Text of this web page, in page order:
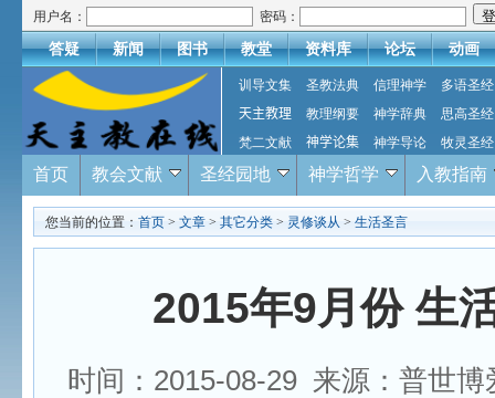
用户名： 密码：
答疑 新闻 图书 教堂 资料库 论坛 动画
训导文集 圣教法典 信理神学
多语圣经
天主教理
教理纲要 神学辞典
思高圣经
梵二文献
神学论集 神学导论 牧灵圣经
首页 教会文献 圣经园地 神学哲学 入教指南
您当前的位置： 首页 > 文章 > 其它分类 > 灵修谈从 > 生活圣言
2015年9月份 生
时间：2015-08-29 来源：普世